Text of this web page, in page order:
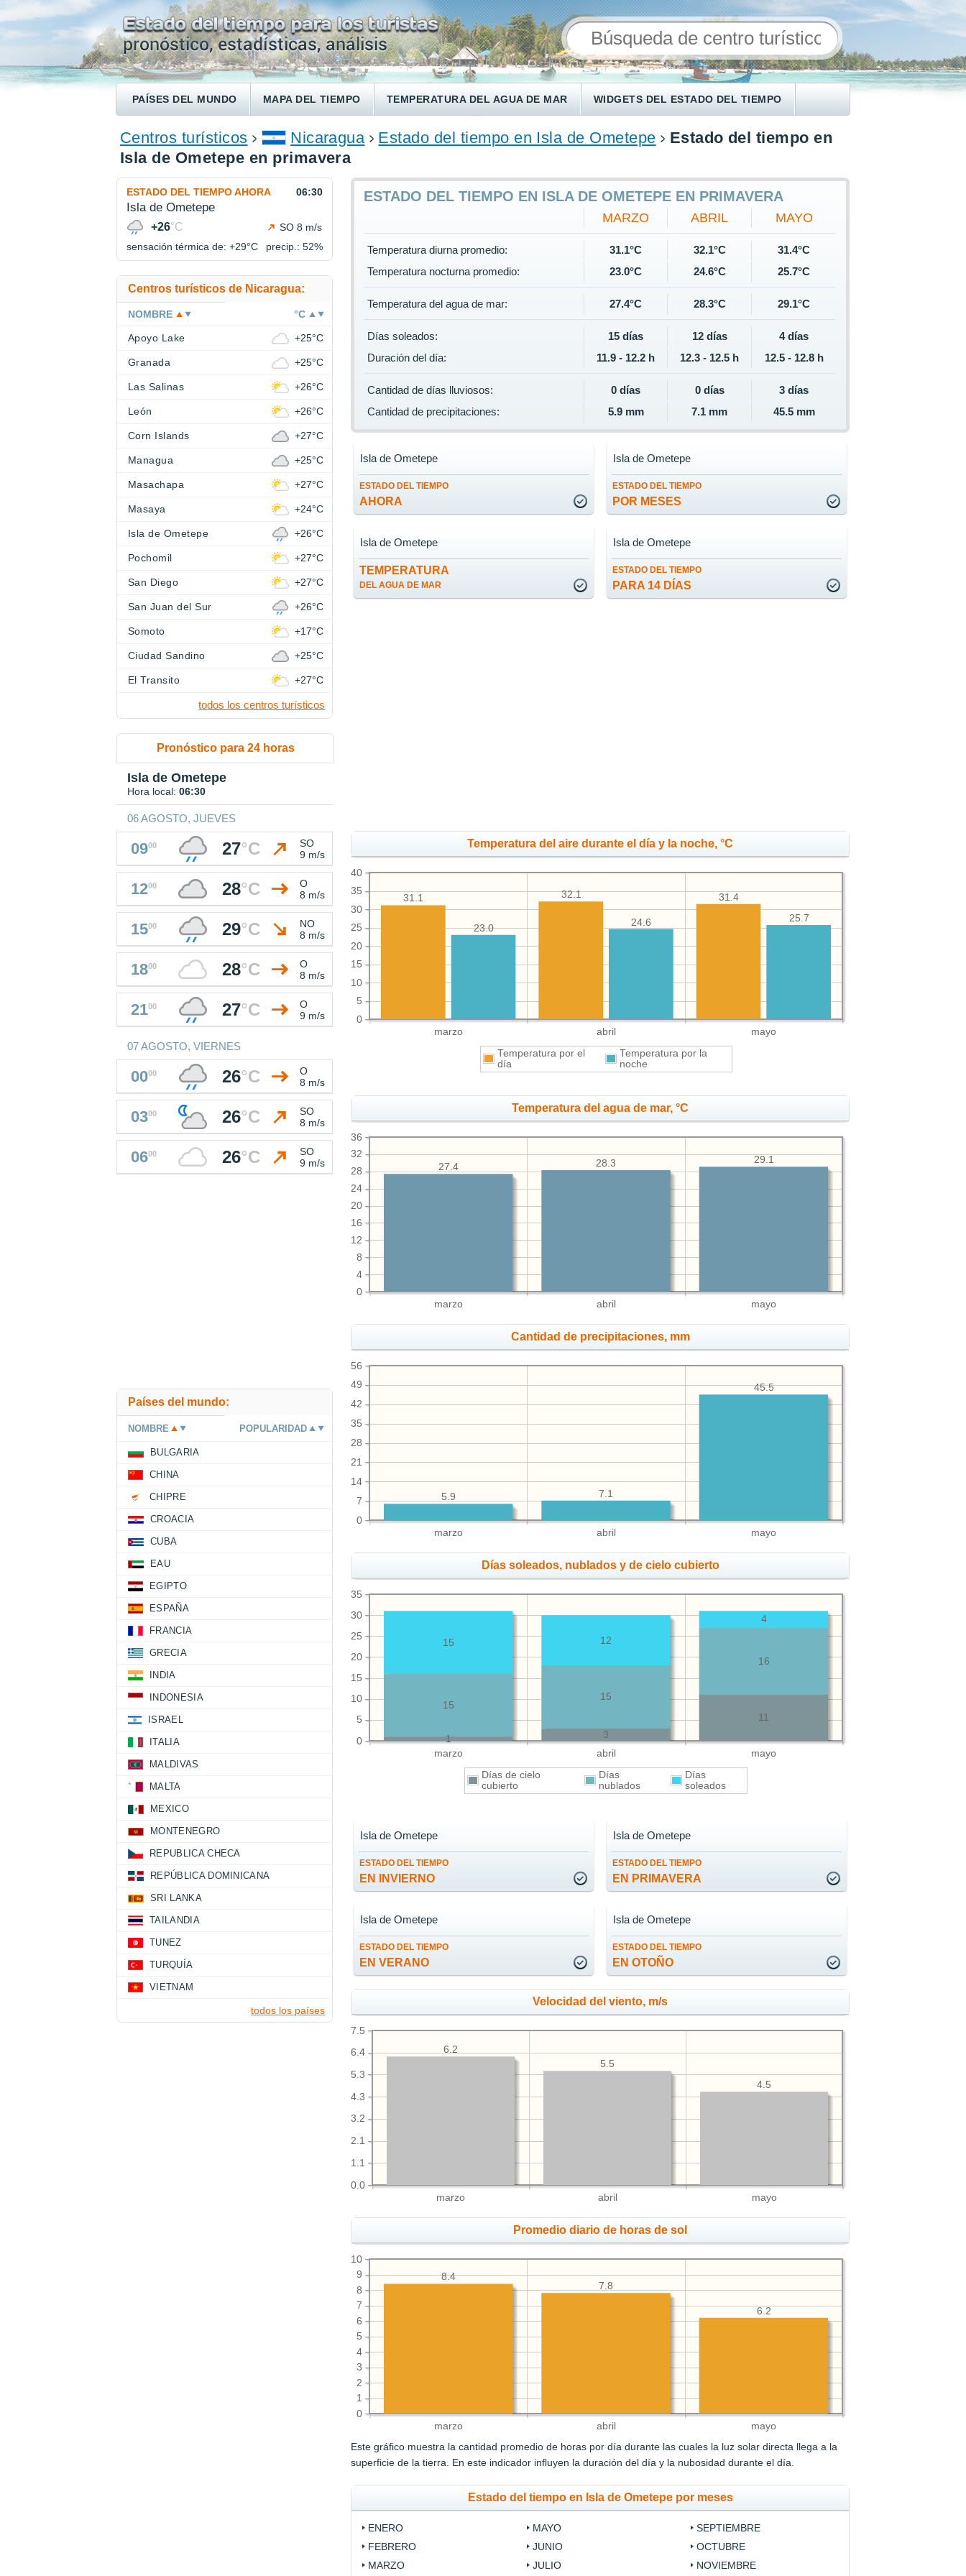
PAÍSES DEL MUNDO MAPA DEL TIEMPO TEMPERATURA DEL AGUA DE MAR WIDGETS DEL ESTADO DEL TIEMPO
ENCONTRAR UN HOTEL
Centros turísticos Nicaragua Estado del tiempo en Isla de Ometepe
Estado del tiempo en
Isla de Ometepe en primavera
ESTADO DEL TIEMPO EN ISLA DE OMETEPE EN PRIMAVERA
MARZO ABRIL MAYO
Temperatura diurna promedio: 31.1°C 32.1°C
31.4°C
Temperatura nocturna promedio:
23.0°C 24.6°C 25.7°C
Temperatura del agua de mar: 27.4°C 28.3°C 29.1°C
Días soleados: 15 días 12 días
4 días
Duración del día:
11.9 - 12.2 h 12.3 - 12.5 h 12.5 - 12.8 h
Cantidad de días lluviosos: 0 días 0 días
3 días
Cantidad de precipitaciones:
5.9 mm 7.1 mm 45.5 mm
ESTADO DEL TIEMPO
AHORA
Isla de Ometepe
ESTADO DEL TIEMPO
POR MESES
Isla de Ometepe
TEMPERATURA
DEL AGUA DE MAR
Isla de Ometepe
ESTADO DEL TIEMPO
PARA 14 DÍAS
Isla de Ometepe
Temperatura del aire durante el día y la noche, °C
marzo abril mayo
0
5
10
15
20
25
30
35
40
31.4
32.1
31.1
25.7
24.6
23.0
Temperatura por el
día
Temperatura por la
noche
Temperatura del agua de mar, °C
marzo abril mayo
0
4
8
12
16
20
24
28
32
36
29.1
28.3
27.4
Cantidad de precipitaciones, mm
marzo abril mayo
0
7
14
21
28
35
42
49
56
45.5
7.1
5.9
Días soleados, nublados y de cielo cubierto
marzo abril mayo
0
5
10
15
20
25
30
35
11
3
1
16
15
15
4
12
15
Días de cielo
cubierto
Días
nublados
Días
soleados
ESTADO DEL TIEMPO
EN INVIERNO
Isla de Ometepe
ESTADO DEL TIEMPO
EN PRIMAVERA
Isla de Ometepe
ESTADO DEL TIEMPO
EN VERANO
Isla de Ometepe
ESTADO DEL TIEMPO
EN OTOÑO
Isla de Ometepe
Velocidad del viento, m/s
marzo abril mayo
0.0
1.1
2.1
3.2
4.3
5.3
6.4
7.5
4.5
5.5
6.2
Promedio diario de horas de sol
marzo abril mayo
0
1
2
3
4
5
6
7
8
9
10
6.2
7.8
8.4
Este gráfico muestra la cantidad promedio de horas por día durante las cuales la luz solar directa llega a la
superficie de la tierra. En este indicador influyen la duración del día y la nubosidad durante el día.
Estado del tiempo en Isla de Ometepe por meses
ENERO
FEBRERO
MARZO
MAYO
JUNIO
JULIO
SEPTIEMBRE
OCTUBRE
NOVIEMBRE
ESTADO DEL TIEMPO AHORA 06:30
Isla de Ometepe
+26°C
SO 8 m/s
sensación térmica de: +29°C precip.: 52%
Centros turísticos de Nicaragua:
NOMBRE °C
Apoyo Lake +25°C
Granada +25°C
Las Salinas +26°C
León +26°C
Corn Islands +27°C
Managua +25°C
Masachapa +27°C
Masaya +24°C
Isla de Ometepe +26°C
Pochomil +27°C
San Diego +27°C
San Juan del Sur +26°C
Somoto +17°C
Ciudad Sandino +25°C
El Transito +27°C
todos los centros turísticos
Pronóstico para 24 horas
Isla de Ometepe
Hora local: 06:30
06 AGOSTO, JUEVES
0900 27°C
SO
9 m/s
1200 28°C
O
8 m/s
1500 29°C
NO
8 m/s
1800 28°C
O
8 m/s
2100 27°C
O
9 m/s
07 AGOSTO, VIERNES
0000 26°C
O
8 m/s
0300 26°C
SO
8 m/s
0600 26°C
SO
9 m/s
Países del mundo:
NOMBRE POPULARIDAD
BULGARIA
CHINA
CHIPRE
CROACIA
CUBA
EAU
EGIPTO
ESPAÑA
FRANCIA
GRECIA
INDIA
INDONESIA
ISRAEL
ITALIA
MALDIVAS
MALTA
MEXICO
MONTENEGRO
REPUBLICA CHECA
REPÚBLICA DOMINICANA
SRI LANKA
TAILANDIA
TUNEZ
TURQUÍA
VIETNAM
todos los países